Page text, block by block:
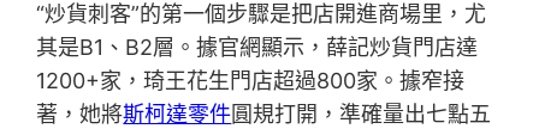
“炒貨刺客”的第一個步驟是把店開進商場里，尤
其是B1、B2層。據官網顯示，薛記炒貨門店達
1200+家，琦王花生門店超過800家。據窄接
著，她將斯柯達零件圓規打開，準確量出七點五